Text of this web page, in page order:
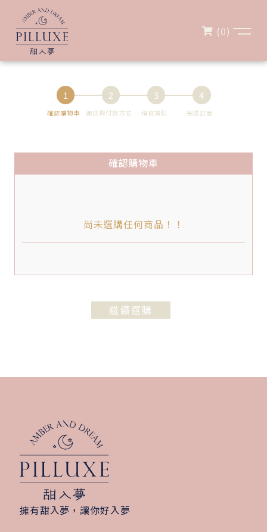
(0)
1
確認購物車
2
運送與付款方式
3
填寫資料
4
完成訂單
確認購物車
尚未選購任何商品！！
繼續選購
擁有甜入夢，讓你好入夢